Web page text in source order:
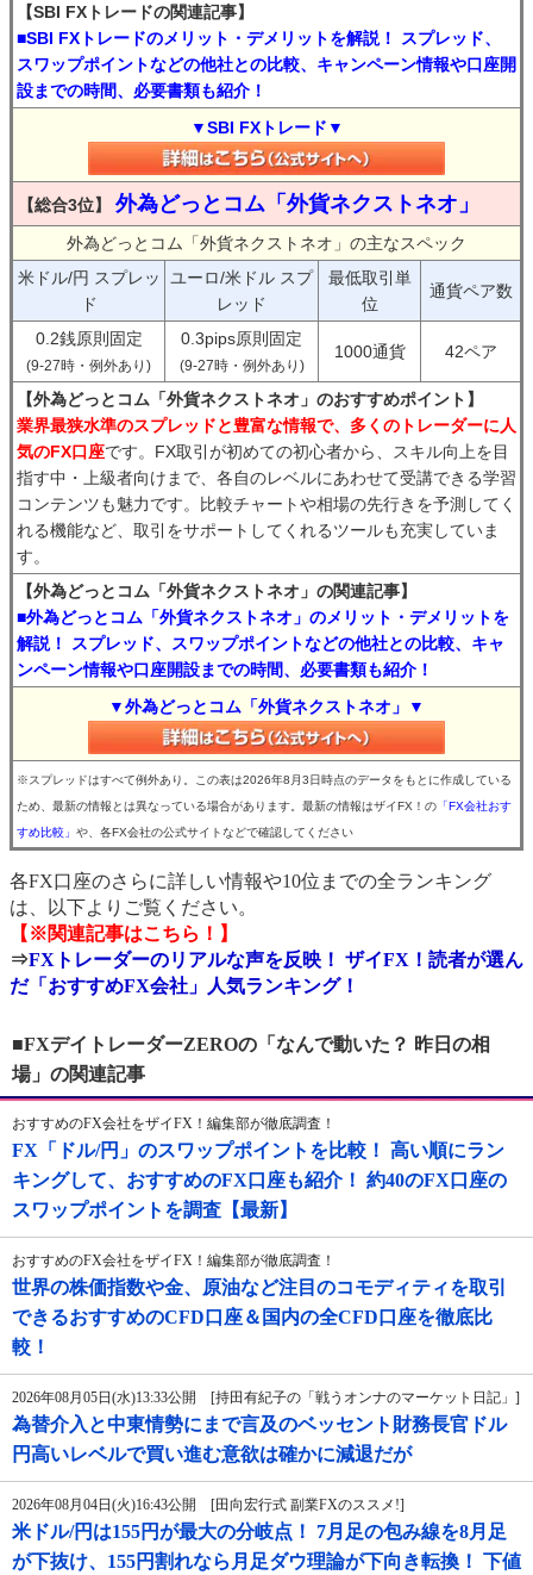
【SBI FXトレードの関連記事】
■SBI FXトレードのメリット・デメリットを解説！ スプレッド、
スワップポイントなどの他社との比較、キャンペーン情報や口座開
設までの時間、必要書類も紹介！
▼SBI FXトレード▼
【総合3位】 外為どっとコム「外貨ネクストネオ」
外為どっとコム「外貨ネクストネオ」の主なスペック
米ドル/円 スプレッ
ド
ユーロ/米ドル スプ
レッド
最低取引単
位
通貨ペア数
0.2銭原則固定
(9-27時・例外あり)
0.3pips原則固定
(9-27時・例外あり)
1000通貨 42ペア
【外為どっとコム「外貨ネクストネオ」のおすすめポイント】
業界最狭水準のスプレッドと豊富な情報で、多くのトレーダーに人
気のFX口座です。FX取引が初めての初心者から、スキル向上を目
指す中・上級者向けまで、各自のレベルにあわせて受講できる学習
コンテンツも魅力です。比較チャートや相場の先行きを予測してく
れる機能など、取引をサポートしてくれるツールも充実していま
す。
【外為どっとコム「外貨ネクストネオ」の関連記事】
■外為どっとコム「外貨ネクストネオ」のメリット・デメリットを
解説！ スプレッド、スワップポイントなどの他社との比較、キャ
ンペーン情報や口座開設までの時間、必要書類も紹介！
▼外為どっとコム「外貨ネクストネオ」▼
※スプレッドはすべて例外あり。この表は2026年8月3日時点のデータをもとに作成している
ため、最新の情報とは異なっている場合があります。最新の情報はザイFX！の 「FX会社おす
すめ比較」 や、各FX会社の公式サイトなどで確認してください
各FX口座のさらに詳しい情報や10位までの全ランキング
は、以下よりご覧ください。
【※関連記事はこちら！】
⇒FXトレーダーのリアルな声を反映！ ザイFX！読者が選ん
だ「おすすめFX会社」人気ランキング！
■FXデイトレーダーZEROの「なんで動いた？ 昨日の相
場」の関連記事
おすすめのFX会社をザイFX！編集部が徹底調査！
FX「ドル/円」のスワップポイントを比較！ 高い順にラン
キングして、おすすめのFX口座も紹介！ 約40のFX口座の
スワップポイントを調査【最新】
おすすめのFX会社をザイFX！編集部が徹底調査！
世界の株価指数や金、原油など注目のコモディティを取引
できるおすすめのCFD口座＆国内の全CFD口座を徹底比
較！
2026年08月05日(水)13:33公開 [持田有紀子の「戦うオンナのマーケット日記」]
為替介入と中東情勢にまで言及のベッセント財務長官ドル
円高いレベルで買い進む意欲は確かに減退だが
2026年08月04日(火)16:43公開 [田向宏行式 副業FXのススメ!]
米ドル/円は155円が最大の分岐点！ 7月足の包み線を8月足
が下抜け、155円割れなら月足ダウ理論が下向き転換！ 下値